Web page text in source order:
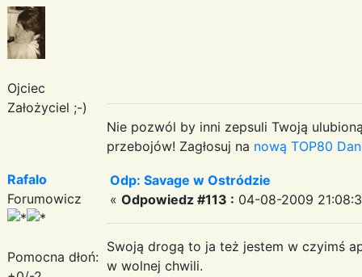
Ojciec
Założyciel ;-)
Nie pozwól by inni zepsuli Twoją
przebojów! Zagłosuj na nową TOP80
Rafalo
Forumowicz
Pomocna dłoń:
Odp: Savage w Ostródzie
« Odpowiedz #113 : 04-08-2009
Swoją drogą to ja też jestem w czyimś
w wolnej chwili.